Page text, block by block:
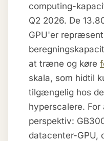
computing-
Q2 2026. De
GPU'er
at træne og køre
skala, som hidtil
tilgængelig hos
hyperscalere.
perspektiv:
datacenter-GPU,